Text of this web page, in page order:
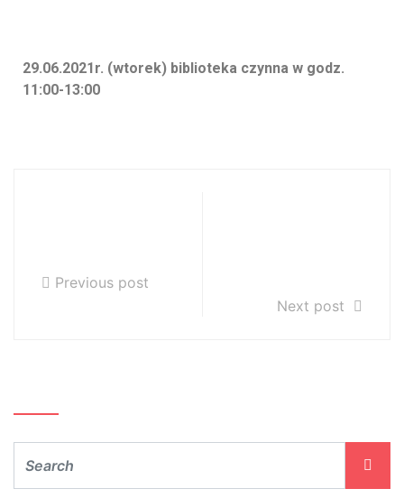
29.06.2021r. (wtorek) biblioteka czynna w godz.
11:00-13:00
Previous post
Next post